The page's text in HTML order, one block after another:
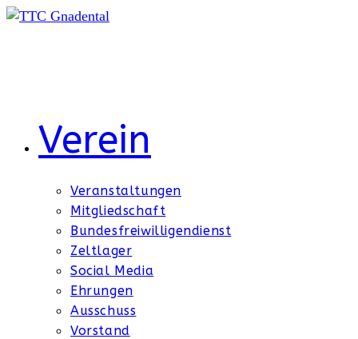
Zum
Verein
Veranstaltungen
Mitgliedschaft
Bundesfreiwilligendienst
Zeltlager
Social Media
Ehrungen
Ausschuss
Vorstand